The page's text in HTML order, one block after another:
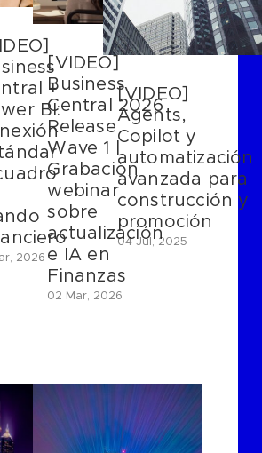
+
BI:
2026
[VIDEO]
Business
Central 2026
Release
Wave 1 |
Grabación
webinar
sobre
actualización
e IA en
Finanzas
02 Mar, 2026
[VIDEO]
Agents,
Copilot y
automatización
avanzada para
construcción y
promoción
04 Jul, 2025